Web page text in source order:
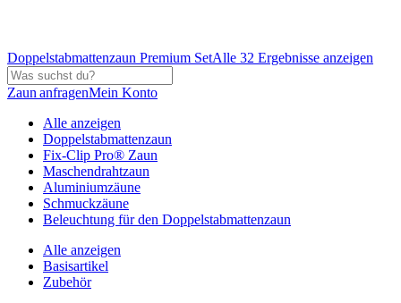
Doppelstabmattenzaun Premium SetAlle 32 Ergebnisse anzeigen
Zaun anfragenMein Konto
Alle anzeigen
Doppelstabmattenzaun
Fix-Clip Pro® Zaun
Maschendrahtzaun
Aluminiumzäune
Schmuckzäune
Beleuchtung für den Doppelstabmattenzaun
Alle anzeigen
Basisartikel
Zubehör